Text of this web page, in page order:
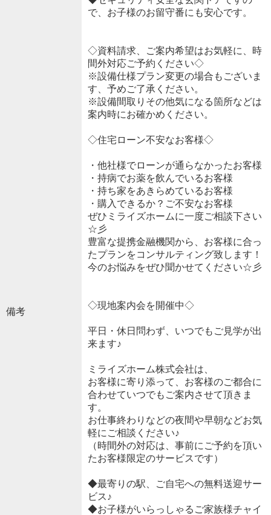
備考
で、お子様のお留守番にも安心です。
◇資料請求、ご案内希望はお気軽に、時
間外対応ご予約ください◇
※設備仕様プラン変更の場合もございま
す、予めご了承ください。
※設備間取りその他気になる箇所などは
案内時にお確かめください。
◇住宅ローン不安なお客様◇
・他社様でローンが通らなかったお客様
・持病でお薬を飲んでいるお客様
・持ち家をあきらめているお客様
・購入できるか？ご不安なお客様
ぜひミライズホームに一度ご相談下さい
☆彡
豊富な提携金融機関から、お客様に合っ
たプランをコンサルティング致します！
今のお悩みをぜひ聞かせてください☆彡
◇現地案内会を開催中◇
平日・休日問わず、いつでもご見学が出
来ます♪
ミライズホーム株式会社は、
お客様に寄り添って、お客様のご都合に
合わせていつでもご案内させて頂きま
す。
お仕事終わりなどの夜間や早朝などお気
軽にご相談ください♪
（時間外の対応は、事前にご予約を頂い
たお客様限定のサービスです）
◆最寄りの駅、ご自宅への無料送迎サー
ビス♪
◆お子様がいらっしゃるご家族様チャイ